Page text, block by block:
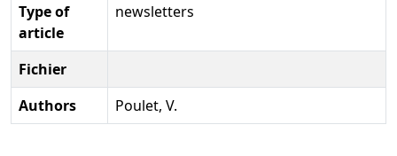
Type of
article
newsletters
Fichier
Authors
Poulet, V.